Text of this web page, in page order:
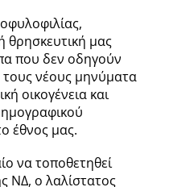
θρησκευτική μας
που δεν οδηγούν
τους νέους μηνύματα
οικογένεια και
έθνος μας.
να τοποθετηθεί
ΝΔ, ο λαλίστατος